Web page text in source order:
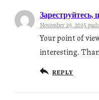
November 29, 2025
Your point of
interesting.
REPLY